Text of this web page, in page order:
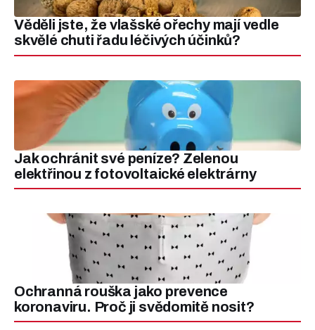
Věděli jste, že vlašské ořechy mají vedle
skvělé chuti řadu léčivých účinků?
Jak ochránit své peníze? Zelenou
elektřinou z fotovoltaické elektrárny
Ochranná rouška jako prevence
koronaviru. Proč ji svědomitě nosit?